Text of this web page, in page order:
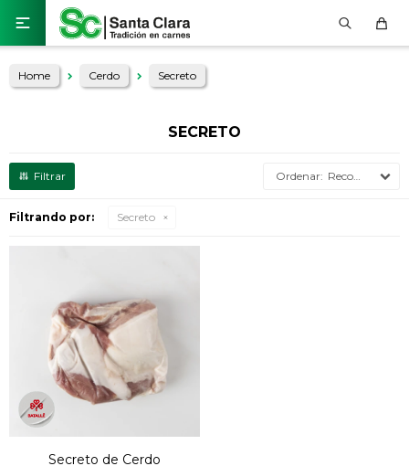

Home Cerdo Secreto
SECRETO
Recomendados
Filtrando por: Secreto
Secreto de Cerdo